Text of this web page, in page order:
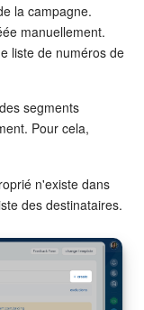
la campagne.
manuellement.
liste de numéros de
segments
Pour cela,
n'existe dans
des destinataires.